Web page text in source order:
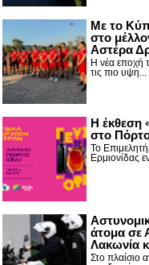
Με το
στο
Αστέρα
Η νέα εποχή
τις πιο υψη...
Η έκθεση
στο Πόρτο
Το
Ερμιονίδας
άτομα σε
Λακωνία
Στο πλαίσιο